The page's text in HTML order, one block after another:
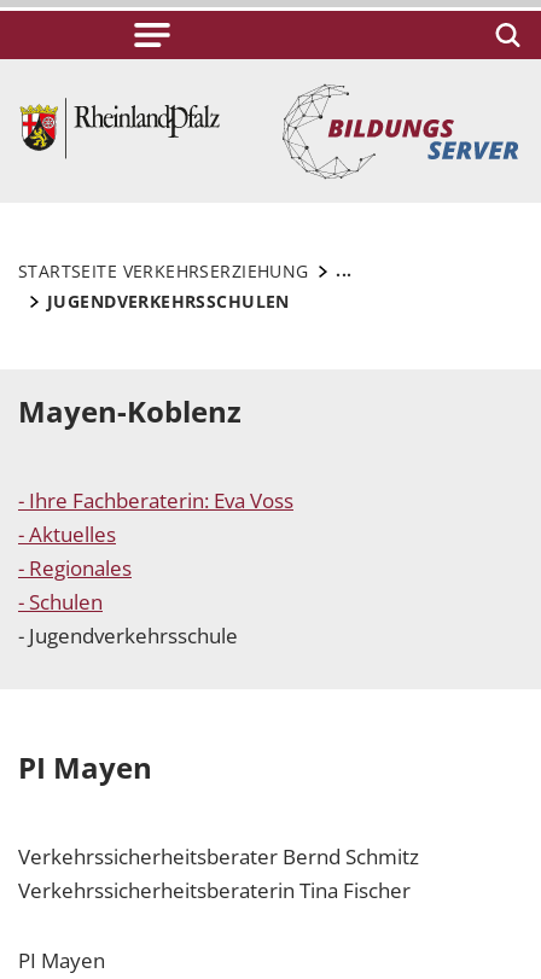
STARTSEITE VERKEHRSERZIEHUNG
...
JUGENDVERKEHRSSCHULEN
Mayen-Koblenz
- Ihre Fachberaterin: Eva Voss
- Aktuelles
- Regionales
- Schulen
- Jugendverkehrsschule
PI Mayen
Verkehrssicherheitsberater Bernd Schmitz
Verkehrssicherheitsberaterin Tina Fischer
PI Mayen